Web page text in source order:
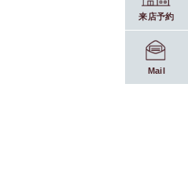
来店予約
Mail